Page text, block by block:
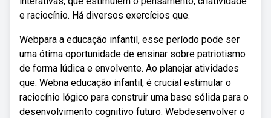
e raciocínio. Há diversos exercícios que.
Webpara a educação infantil, esse período pode ser
uma ótima oportunidade de ensinar sobre patriotismo
de forma lúdica e envolvente. Ao planejar atividades
que. Webna educação infantil, é crucial estimular o
raciocínio lógico para construir uma base sólida para o
desenvolvimento cognitivo futuro. Webdesenvolver o